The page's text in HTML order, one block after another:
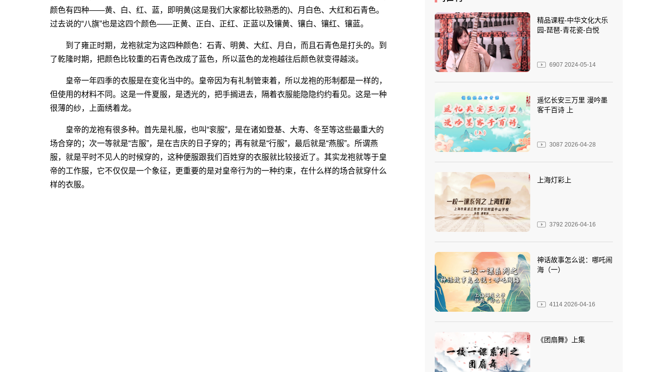
颜色有四种――黄、白、红、蓝，即明黄(这是我们大家都比较熟悉的)、月白色、大红和石青色。
过去说的“八旗”也是这四个颜色――正黄、正白、正红、正蓝以及镶黄、镶白、镶红、镶蓝。
到了雍正时期，龙袍就定为这四种颜色：石青、明黄、大红、月白，而且石青色是打头的。到
了乾隆时期，把颜色比较重的石青色改成了蓝色，所以蓝色的龙袍越往后颜色就变得越淡。
皇帝一年四季的衣服是在变化当中的。皇帝因为有礼制管束着，所以龙袍的形制都是一样的，
但使用的材料不同。这是一件夏服，是透光的，把手搁进去，隔着衣服能隐隐约约看见。这是一种
很薄的纱，上面绣着龙。
皇帝的龙袍有很多种。首先是礼服，也叫“衮服”，是在诸如登基、大寿、冬至等这些最重大的
场合穿的；次一等就是“吉服”，是在吉庆的日子穿的；再有就是“行服”，最后就是“燕服”。所谓燕
服，就是平时不见人的时候穿的，这种便服跟我们百姓穿的衣服就比较接近了。其实龙袍就等于皇
帝的工作服，它不仅仅是一个象征，更重要的是对皇帝行为的一种约束，在什么样的场合就穿什么
样的衣服。
精品课程-中华文化大乐
园-琵琶-青花瓷-白悦
6907 2024-05-14
遥忆长安三万里 漫吟墨
客千百诗 上
3087 2026-04-28
上海灯彩上
3792 2026-04-16
神话故事怎么说：哪吒闹
海（一）
4114 2026-04-16
《团扇舞》上集